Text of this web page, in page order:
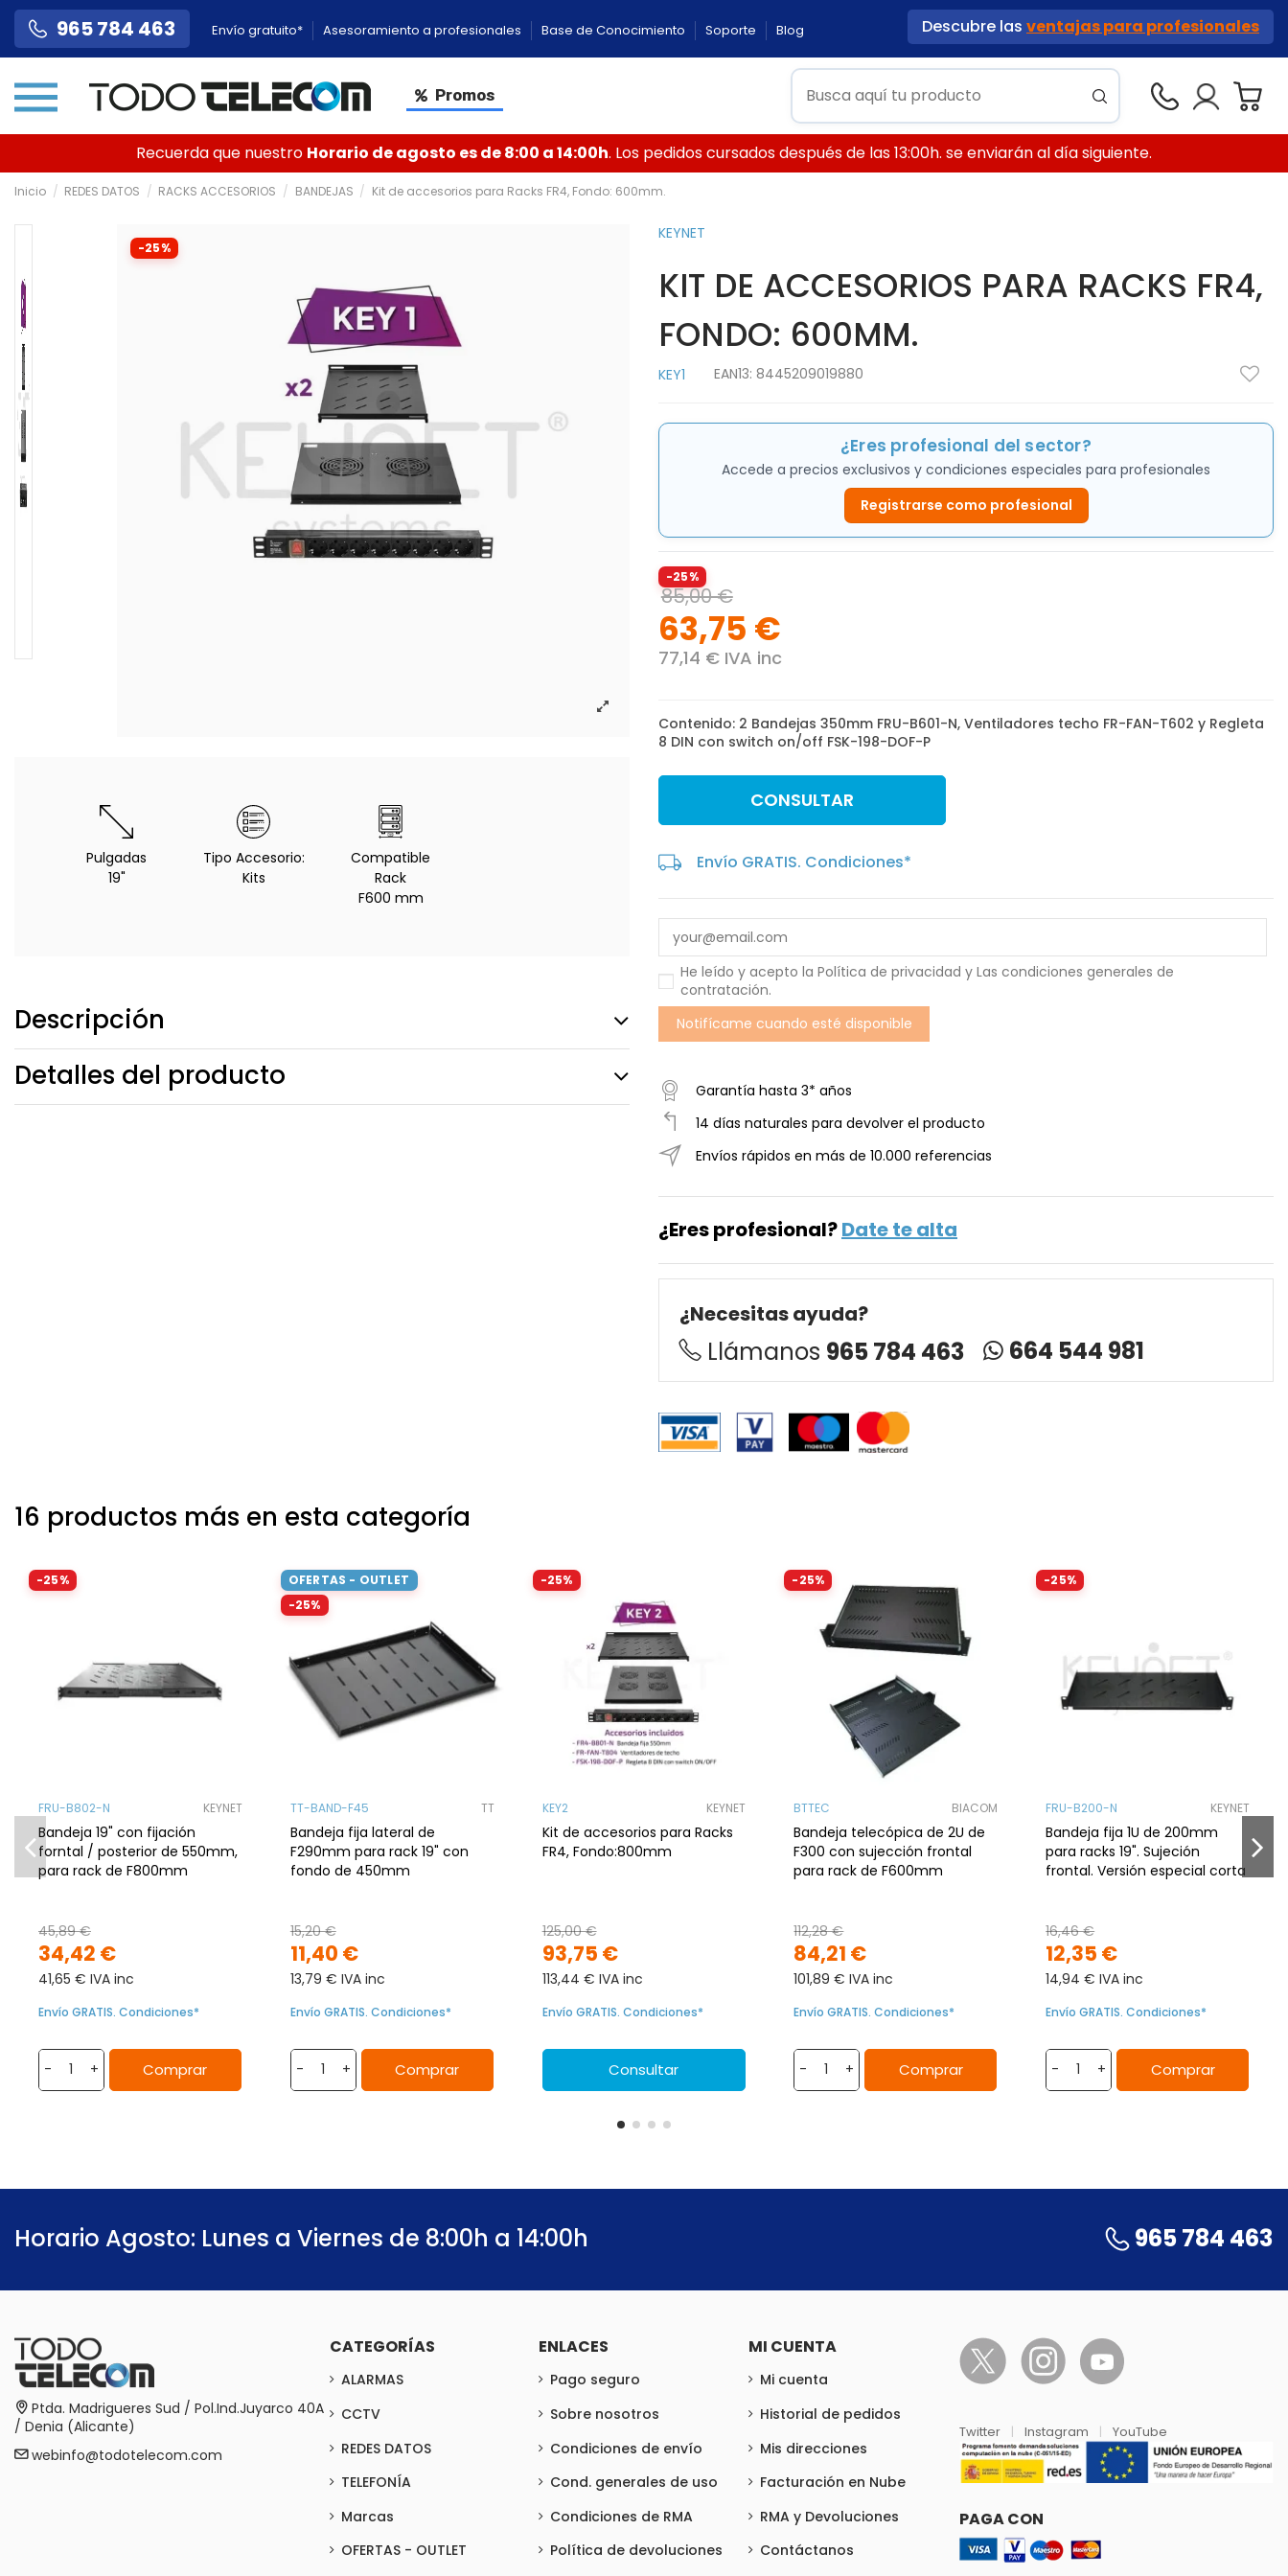
965 784 463 Envío gratuito* Asesoramiento a profesionales Base de Conocimiento Soporte Blog Descubre las ventajas para profesionales
Promos
Recuerda que nuestro Horario de agosto es de 8:00 a 14:00h. Los pedidos cursados después de las 13:00h. se enviarán al día siguiente.
Inicio REDES DATOS RACKS ACCESORIOS BANDEJAS Kit de accesorios para Racks FR4, Fondo: 600mm.
-25%
Pulgadas
19"
Tipo Accesorio:
Kits
Compatible
Rack
F600 mm
Descripción
Detalles del producto
KEYNET
KIT DE ACCESORIOS PARA RACKS FR4,
FONDO: 600MM.
KEY1 EAN13: 8445209019880
¿Eres profesional del sector?
Accede a precios exclusivos y condiciones especiales para profesionales
Registrarse como profesional
-25%
85,00 €
63,75 €
77,14 € IVA inc
Contenido: 2 Bandejas 350mm FRU-B601-N, Ventiladores techo FR-FAN-T602 y Regleta
8 DIN con switch on/off FSK-198-DOF-P
CONSULTAR
Envío GRATIS. Condiciones*
He leído y acepto la Política de privacidad y Las condiciones generales de
contratación.
Garantía hasta 3* años
14 días naturales para devolver el producto
Envíos rápidos en más de 10.000 referencias
¿Eres profesional?Date te alta
¿Necesitas ayuda?
Llámanos 965 784 463 664 544 981
16 productos más en esta categoría
-25%
FRU-B802-N KEYNET
Bandeja 19" con fijación
forntal / posterior de 550mm,
para rack de F800mm
34,42 €
45,89 €
41,65 € IVA inc
Envío GRATIS. Condiciones*
- + Comprar
OFERTAS - OUTLET
-25%
TT-BAND-F45 TT
Bandeja fija lateral de
F290mm para rack 19" con
fondo de 450mm
11,40 €
15,20 €
13,79 € IVA inc
Envío GRATIS. Condiciones*
- + Comprar
-25%
KEY2 KEYNET
Kit de accesorios para Racks
FR4, Fondo:800mm
93,75 €
125,00 €
113,44 € IVA inc
Envío GRATIS. Condiciones*
Consultar
-25%
BTTEC BIACOM
Bandeja telecópica de 2U de
F300 con sujección frontal
para rack de F600mm
84,21 €
112,28 €
101,89 € IVA inc
Envío GRATIS. Condiciones*
- + Comprar
-25%
FRU-B200-N KEYNET
Bandeja fija 1U de 200mm
para racks 19". Sujeción
frontal. Versión especial corta
12,35 €
16,46 €
14,94 € IVA inc
Envío GRATIS. Condiciones*
- + Comprar
Horario Agosto: Lunes a Viernes de 8:00h a 14:00h 965 784 463
Ptda. Madrigueres Sud / Pol.Ind.Juyarco 40A
/ Denia (Alicante)
webinfo@todotelecom.com
CATEGORÍAS
ALARMAS
CCTV
REDES DATOS
TELEFONÍA
Marcas
OFERTAS - OUTLET
ENLACES
Pago seguro
Sobre nosotros
Condiciones de envío
Cond. generales de uso
Condiciones de RMA
Política de devoluciones
MI CUENTA
Mi cuenta
Historial de pedidos
Mis direcciones
Facturación en Nube
RMA y Devoluciones
Contáctanos
Twitter Instagram YouTube
PAGA CON